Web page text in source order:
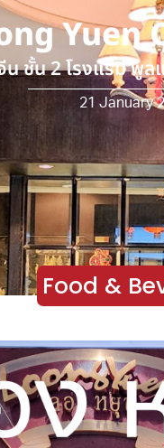
Yuen
น ชั้น 2 โรงแรม พู
21 January
Food &